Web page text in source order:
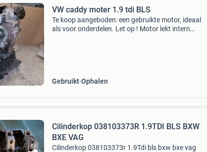
VW caddy moter 1.9 tdi BLS
Te koop aangeboden: een gebruikte motor, ideaal
als voor onderdelen. Let op ! Motor lekt intern
Gebruikt Ophalen
Cilinderkop ​​038103373R​ ​​​1.9TDI BLS BXW
BXE VAG
Cilinderkop ​​038103373r​ ​​​1.9Tdi bls bxw bxe vag